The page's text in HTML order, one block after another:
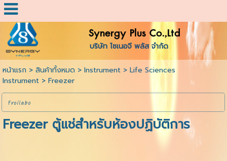
Synergy Plus Co.,Ltd
บริษัท ไซเนอจี พลัส จำกัด
หน้าแรก> สินค้าทั้งหมด> Instrument> Life Sciences
Instrument> Freezer
Froilabo
Freezer ตู้แช่สำหรับห้องปฏิบัติการ